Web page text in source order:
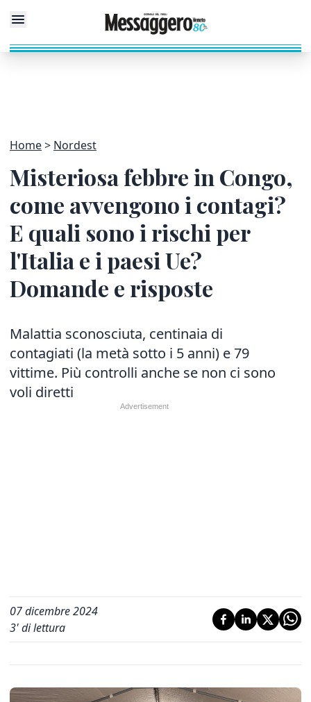
Home Nordest
Misteriosa febbre in Congo,
come avvengono i contagi?
E quali sono i rischi per
l'Italia e i paesi Ue?
Domande e risposte
Malattia sconosciuta, centinaia di
contagiati (la metà sotto i 5 anni) e 79
vittime. Più controlli anche se non ci sono
voli diretti
07 dicembre 2024
3' di lettura